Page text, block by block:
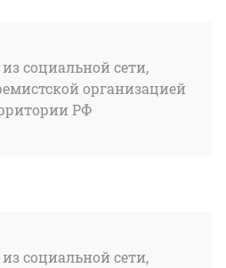
социальной сети,
организацией
РФ
социальной сети,